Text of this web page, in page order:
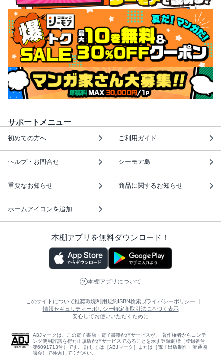
サポートメニュー
初めての方へ ご利用ガイド
ヘルプ・お問合せ シーモア島
重要なお知らせ 商品に関するお知らせ
ホームアイコンを追加
本棚アプリを無料ダウンロード！
本棚アプリについて
このサイトについて推奨環境利用規約ISBN検索プライバシーポリシー
情報セキュリティーポリシー特定商取引法に基づく表示
安心してお使いいただくために
ABJマークは、この電子書店・電子書籍配信サービスが、 著作権者からコンテ
ンツ使用許諾を得た正規版配信サービスであることを示す登録商標（登録番号
第6091713号）です。 詳しくは［ABJマーク］または［電子出版制作・流通協
議会］で検索してください。